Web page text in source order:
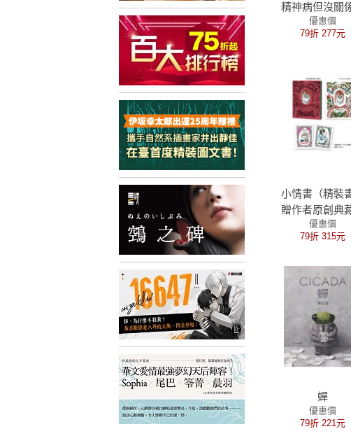
精神病但沒關
劇中繪本3
優惠價
79折 277元
小情書（精裝
贈作者原創典
書盒‧《世界
棒的貓》作者
優惠價
79折 315元
蟬
優惠價
79折 221元